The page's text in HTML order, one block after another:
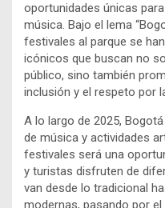
oportunidades únicas
música. Bajo el lema
festivales al parque se
icónicos que buscan no
público, sino también
inclusión y el respeto por
A lo largo de 2025,
de música y actividades
festivales será una
y turistas disfruten de
van desde lo tradicional
modernas, pasando por